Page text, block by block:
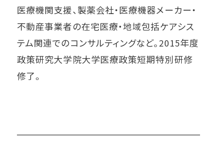
医療機関支援、製薬会社・医療機器メーカー・
不動産事業者の在宅医療・地域包括ケアシス
テム関連でのコンサルティングなど。2015年度
政策研究大学院大学医療政策短期特別研修
修了。